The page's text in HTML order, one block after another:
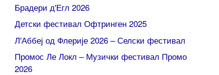
Брадери д'Егл 2026
Детски фестивал Офтринген 2025
Л'Аббеј од Флерије 2026 – Селски фестивал
Промос Ле Локл – Музички фестивал Промо
2026